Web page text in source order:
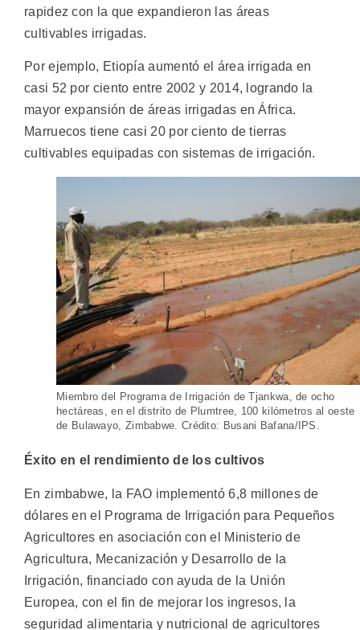
rapidez con la que expandieron las áreas
cultivables irrigadas.
Por ejemplo, Etiopía aumentó el área irrigada en
casi 52 por ciento entre 2002 y 2014, logrando la
mayor expansión de áreas irrigadas en África.
Marruecos tiene casi 20 por ciento de tierras
cultivables equipadas con sistemas de irrigación.
Miembro del Programa de Irrigación de Tjankwa, de ocho
hectáreas, en el distrito de Plumtree, 100 kilómetros al oeste
de Bulawayo, Zimbabwe. Crédito: Busani Bafana/IPS.
Éxito en el rendimiento de los cultivos
En zimbabwe, la FAO implementó 6,8 millones de
dólares en el Programa de Irrigación para Pequeños
Agricultores en asociación con el Ministerio de
Agricultura, Mecanización y Desarrollo de la
Irrigación, financiado con ayuda de la Unión
Europea, con el fin de mejorar los ingresos, la
seguridad alimentaria y nutricional de agricultores